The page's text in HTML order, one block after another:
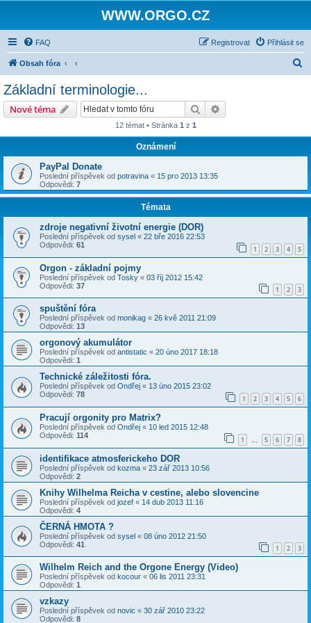
WWW.ORGO.CZ
FAQ Přihlásit se
Registrovat
Obsah fóra
Základní terminologie...
Nové téma Hledat
12 témat • Stránka 1 z 1
Oznámení
PayPal Donate
Poslední příspěvek od potravina « 15 pro 2013 13:35
Odpovědi: 7
Témata
zdroje negativní životní energie (DOR)
Poslední příspěvek od sysel « 22 bře 2016 22:53
Odpovědi: 61 1 2 3 4 5
Orgon - základní pojmy
Poslední příspěvek od Tosky « 03 říj 2012 15:42
Odpovědi: 37 1 2 3
spuštění fóra
Poslední příspěvek od monikag « 26 kvě 2011 21:09
Odpovědi: 13
orgonový akumulátor
Poslední příspěvek od antistatic « 20 úno 2017 18:18
Odpovědi: 1
Technické záležitosti fóra.
Poslední příspěvek od Ondřej « 13 úno 2015 23:02
Odpovědi: 78 1 2 3 4 5 6
Pracují orgonity pro Matrix?
Poslední příspěvek od Ondřej « 10 led 2015 12:48
Odpovědi: 114 1 … 5 6 7 8
identifikace atmosferickeho DOR
Poslední příspěvek od kozma « 23 zář 2013 10:56
Odpovědi: 2
Knihy Wilhelma Reicha v cestine, alebo slovencine
Poslední příspěvek od jozef « 14 dub 2013 11:16
Odpovědi: 4
ČERNÁ HMOTA ?
Poslední příspěvek od sysel « 08 úno 2012 21:50
Odpovědi: 41 1 2 3
Wilhelm Reich and the Orgone Energy (Video)
Poslední příspěvek od kocour « 06 lis 2011 23:31
Odpovědi: 1
vzkazy
Poslední příspěvek od novic « 30 zář 2010 23:22
Odpovědi: 8